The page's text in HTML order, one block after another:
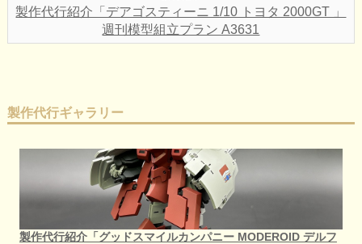
製作代行紹介「デアゴスティーニ 1/10 トヨタ 2000GT 」
週刊模型組立プラン A3631
製作代行ギャラリー
製作代行紹介「グッドスマイルカンパニー MODEROID デルフ